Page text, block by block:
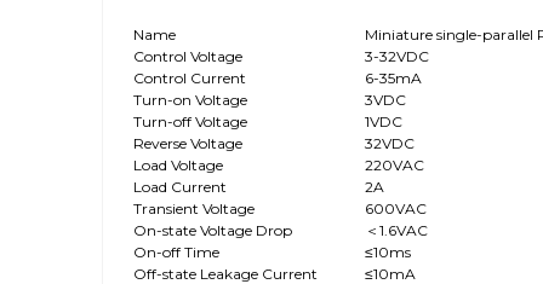
Name
Miniature single-parallel
Control Voltage
3-32VDC
Control Current
6-35mA
Turn-on Voltage
3VDC
Turn-off Voltage
1VDC
Reverse Voltage
32VDC
Load Voltage
220VAC
Load Current
2A
Transient Voltage
600VAC
On-state Voltage Drop
＜1.6VAC
On-off Time
≤10ms
Off-state Leakage Current
≤10mA